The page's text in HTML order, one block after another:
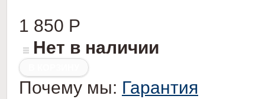
1 850 Р
Нет в наличии
Почему мы: Гарантия